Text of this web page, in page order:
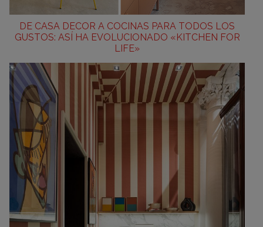
DE CASA DECOR A COCINAS PARA TODOS LOS
GUSTOS: ASÍ HA EVOLUCIONADO «KITCHEN FOR
LIFE»